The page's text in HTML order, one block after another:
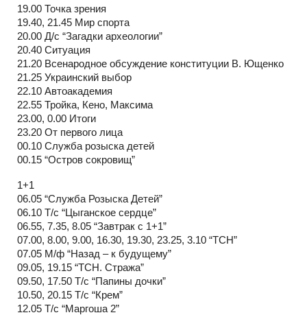
19.00 Точка зрения
19.40, 21.45 Мир спорта
20.00 Д/с “Загадки археологии”
20.40 Ситуация
21.20 Всенародное обсуждение конституции В. Ющенко
21.25 Украинский выбор
22.10 Автоакадемия
22.55 Тройка, Кено, Максима
23.00, 0.00 Итоги
23.20 От первого лица
00.10 Служба розыска детей
00.15 “Остров сокровищ”
1+1
06.05 “Служба Розыска Детей”
06.10 Т/с “Цыганское сердце”
06.55, 7.35, 8.05 “Завтрак с 1+1”
07.00, 8.00, 9.00, 16.30, 19.30, 23.25, 3.10 “ТСН”
07.05 М/ф “Назад – к будущему”
09.05, 19.15 “ТСН. Стража”
09.50, 17.50 Т/с “Папины дочки”
10.50, 20.15 Т/с “Крем”
12.05 Т/с “Маргоша 2”